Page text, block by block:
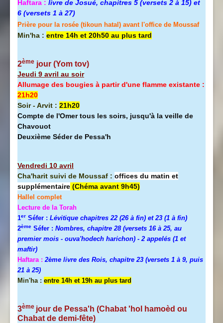
Haftara : livre de Josué, chapitres 5 (versets 2 à 15) et
6 (versets 1 à 27)
Prière pour la rosée (tikoun hatal) avant l'office de Moussaf
Min'ha : entre 14h et 20h50 au plus tard
2ème jour (Yom tov)
Jeudi 9 avril au soir
Allumage des bougies à partir d'une flamme existante :
21h20
Soir - Arvit : 21h20
Compte de l'Omer tous les soirs, jusqu'à la veille de
Chavouot
Deuxième Séder de Pessa'h
Vendredi 10 avril
Cha'harit suivi de Moussaf : offices du matin et
supplémentaire (Chéma avant 9h45)
Hallel complet
Lecture de la Torah
1er Séfer : Lévitique chapitres 22 (26 à fin) et 23 (1 à fin)
2ème Séfer : Nombres, chapitre 28 (versets 16 à 25, au
premier mois - ouva'hodech harichon) - 2 appelés (1 et
maftir)
Haftara : 2ème livre des Rois, chapitre 23 (versets 1 à 9, puis
21 à 25)
Min'ha : entre 14h et 19h au plus tard
3ème jour de Pessa'h (Chabat 'hol hamoèd ou
Chabat de demi-fête)